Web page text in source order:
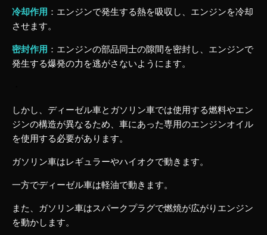
冷却作用 ：エンジンで発生する熱を吸収し、エンジンを冷却
させます。
密封作用 ：エンジンの部品同士の隙間を密封し、エンジンで
発生する爆発の力を逃がさないようにます。
しかし、ディーゼル車とガソリン車では使用する燃料やエン
ジンの構造が異なるため、車にあった専用のエンジンオイル
を使用する必要があります。
ガソリン車はレギュラーやハイオクで動きます。
一方でディーゼル車は軽油で動きます。
また、ガソリン車はスパークプラグで燃焼が広がりエンジン
を動かします。